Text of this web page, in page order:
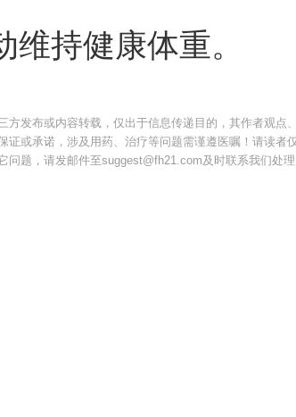
维持健康体重。
方发布或内容转载，仅出于信息传递目的，其作者观点
证或承诺，涉及用药、治疗等问题需谨遵医嘱！请读者
问题，请发邮件至suggest@fh21.com及时联系我们处理